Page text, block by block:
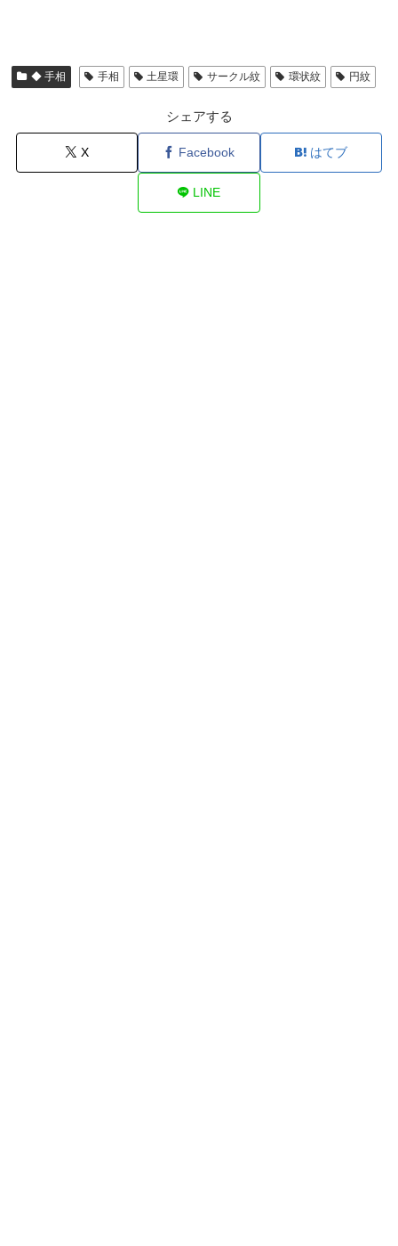
◆ 手相 手相 土星環 サークル紋 環状紋 円紋
シェアする
X Facebook はてブ
LINE